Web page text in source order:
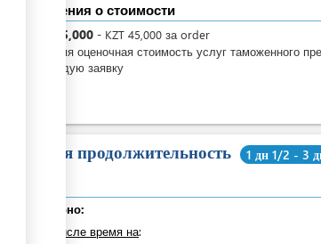
Сведения о стоимости
45,000 - KZT 45,000 за order
Средняя оценочная стоимость услуг таможенного
за каждую заявку
Общая продолжительность 1 дн 1/2 - 3
Суммарно:
в том числе время на: